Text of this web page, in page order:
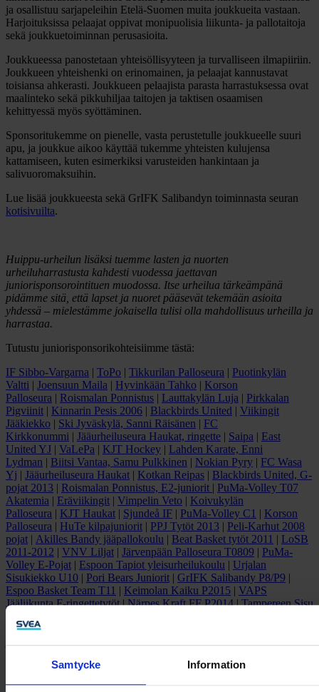
Samtycke Information
ja osallistuu sarjapeleihin Etelä-Suomen muita joukkueita vastaan.
Harjoituksissa pelaajat oppivat monipuolisia liikunta- ja pallotaitoja
sekä joukkuetoiminnan perusasioita.
Joukkueessa panostetaan yhteisöllisyyteen ja turvalliseen ilmapiiriin.
Joukkueen yhteishenki on erinomainen, ja pelaajat kannustavat
toisiansa ahkerasti. Joukkueen pelaajista parasta harrastuksessa ovat
maalinteko sekä pikkuhiljaa taitojen ja taktisen osaamisen
kehittyessä myös syöttäminen.
Sponsoritukemme on pienelle, vasta perustetulle joukkueelle suuri
apu, ja joukkue aikoo käyttää tukemme yhteisten kulujensa
kattamiseen, kuten esimerkiksi varusteiden hankintaan ja
salivuoromaksuihin.
Lue lisää joukkueesta sekä GrIFK Salibandyn toiminnasta seuran
kotisivuilta.
Huippu-urheilun lisäksi tuemme lasten ja nuorten
urheiluharrastusta kahdesti vuodessa jaettavan
juniorisponsorointituen muodossa. Itse urheilua tärkeämpänä
pidämme sitä, että lapset ja nuoret pääsevät tekemään asioita
yhdessä – mielestämme jokaisella tulisi olla mahdollisuus urheilla ja
harrastaa.
Tutustu juniorisponsorikohteisiimme tästä:
IF Sibbo-Vargarna | ToPo | Tikkurilan Palloseura | Puotinkylän
Valtti | Joensuun Maila | Hyvinkään Tahko | Korson
Palloseura | Roismalan Ponnistus | Lauttakylän Luja | Pirkkalan
Pigviinit | Kinnarin Pesis 2006 | Blackbirds United | Viikingit
Jääkiekko | Ski Jyväskylä, Sanni Räisänen | FC
Kirkkonummi | Jääurheiluseura Haukat, ringette | Saipa | East
United YJ | VaLePa | KJT Hockey | Lahden Karate, Enni
Lydman | Biitsi Vantaa, Samu Pulkkinen | Nokian Pyry | FC Wasa
Yj | Jääurheiluseura Haukat | Kotkan Reipas | Blackbirds United, G-
pojat 2013 | Roismalan Ponnistus, E2-juniorit | PuMa-Volley T07
Akatemia | Eräviikingit | Vimpelin Veto | Koivukylän
Palloseura | KJT Haukat | Sjundeå IF | PuMa-Volley C1 | Korson
Palloseura | HuTe kilpajuniorit | PPJ Tytöt 2013 | Peli-Karhut 2008
pojat | Akilles Bandy jääpallokoulu | Beat Basket tytöt 2011 | LoSB
2011-2012 | VNV Liljat | Järvenpään Palloseura T0809 | PuMa-
Volley E-Pojat | Espoon Tapiot yleisurheilukoulu | Urjalan
Sisukiekko U10 | Pori Bears Juniorit | GrIFK Salibandy P8/P9 |
Espoo Basket Team T11 | Keimolan Kaiku P2015 | VAPS
Jääliikunta F-ringettetytöt|Närpes Kraft FF P2014|Tampereen Sisu
Kiekko U15
Ota yhteyttä